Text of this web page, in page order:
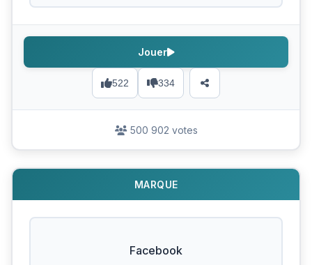
522 334
Jouer
500 902 votes
MARQUE
Facebook